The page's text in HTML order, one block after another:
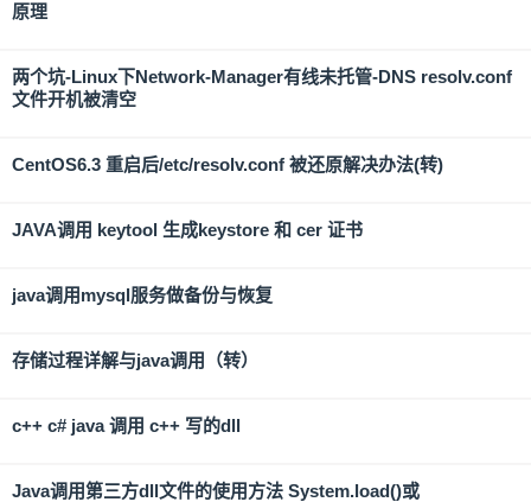
原理
两个坑-Linux下Network-Manager有线未托管-DNS resolv.conf
文件开机被清空
CentOS6.3 重启后/etc/resolv.conf 被还原解决办法(转)
JAVA调用 keytool 生成keystore 和 cer 证书
java调用mysql服务做备份与恢复
存储过程详解与java调用（转）
c++ c# java 调用 c++ 写的dll
Java调用第三方dll文件的使用方法 System.load()或